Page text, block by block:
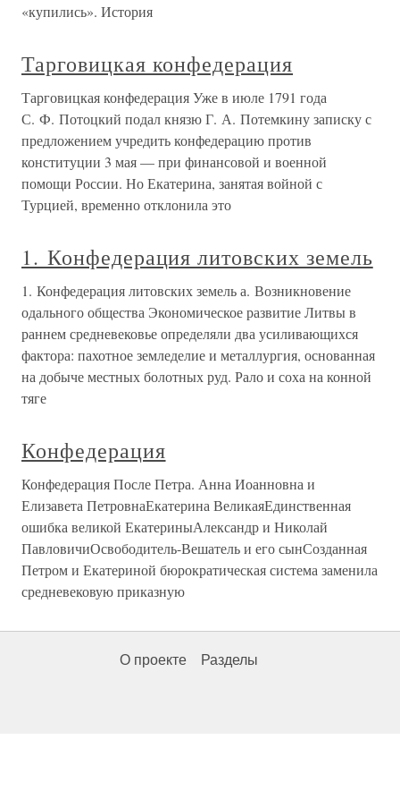
«купились». История
Тарговицкая конфедерация
Тарговицкая конфедерация Уже в июле 1791 года
С. Ф. Потоцкий подал князю Г. А. Потемкину записку с
предложением учредить конфедерацию против
конституции 3 мая — при финансовой и военной
помощи России. Но Екатерина, занятая войной с
Турцией, временно отклонила это
1. Конфедерация литовских земель
1. Конфедерация литовских земель а. Возникновение
одального общества Экономическое развитие Литвы в
раннем средневековье определяли два усиливающихся
фактора: пахотное земледелие и металлургия, основанная
на добыче местных болотных руд. Рало и соха на конной
тяге
Конфедерация
Конфедерация После Петра. Анна Иоанновна и
Елизавета ПетровнаЕкатерина ВеликаяЕдинственная
ошибка великой ЕкатериныАлександр и Николай
ПавловичиОсвободитель-Вешатель и его сынСозданная
Петром и Екатериной бюрократическая система заменила
средневековую приказную
О проекте Разделы